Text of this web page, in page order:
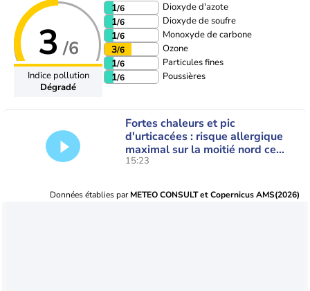
3 /6
Indice pollution
Dégradé
1/6 Dioxyde d'azote
1/6 Dioxyde de soufre
1/6 Monoxyde de carbone
3/6 Ozone
1/6 Particules fines
1/6 Poussières
Fortes chaleurs et pic
d'urticacées : risque allergique
maximal sur la moitié nord ce
vendredi
15:23
Données établies parMETEO CONSULT et Copernicus AMS(2026)